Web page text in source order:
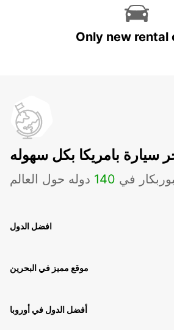
Only new rental
سيارة بامريكا بكل سهوله
في 140 دوله حول العالم
افضل الدول
موقع مميز في البحرين
أفضل الدول في أوروبا